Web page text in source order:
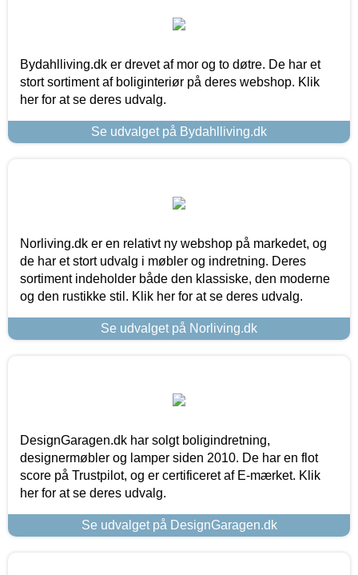
Bydahlliving.dk er drevet af mor og to døtre. De har et
stort sortiment af boliginteriør på deres webshop. Klik
her for at se deres udvalg.
Se udvalget på Bydahlliving.dk
Norliving.dk er en relativt ny webshop på markedet, og
de har et stort udvalg i møbler og indretning. Deres
sortiment indeholder både den klassiske, den moderne
og den rustikke stil. Klik her for at se deres udvalg.
Se udvalget på Norliving.dk
DesignGaragen.dk har solgt boligindretning,
designermøbler og lamper siden 2010. De har en flot
score på Trustpilot, og er certificeret af E-mærket. Klik
her for at se deres udvalg.
Se udvalget på DesignGaragen.dk